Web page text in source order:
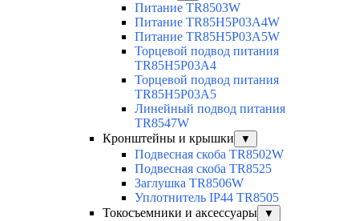
Питание TR8503W
Питание TR85H5P03A4W
Питание TR85H5P03A5W
Торцевой подвод питания
TR85H5P03A4
Торцевой подвод питания
TR85H5P03A5
Линейный подвод питания
TR8547W
Кронштейны и крышки
▼
Подвесная скоба TR8502W
Подвесная скоба TR8525
Заглушка TR8506W
Уплотнитель IP44 TR8505
Токосъемники и аксессуары
▼